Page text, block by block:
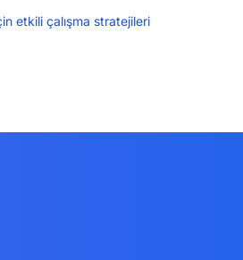
etkili çalışma stratejileri